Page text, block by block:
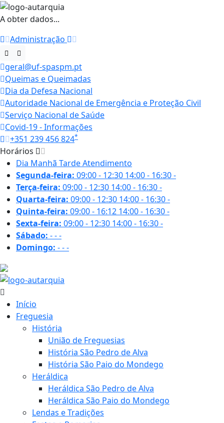
A obter dados...
Administração
geral@uf-spaspm.pt
Queimas e Queimadas
Dia da Defesa Nacional
Autoridade Nacional de Emergência e Proteção Civil
Serviço Nacional de Saúde
Covid-19 - Informações
+351 239 456 824*
Horários
Dia Manhã TardeAtendimento
Segunda-feira: 09:00 - 12:30 14:00 - 16:30-
Terça-feira: 09:00 - 12:30 14:00 - 16:30-
Quarta-feira: 09:00 - 12:30 14:00 - 16:30-
Quinta-feira: 09:00 - 16:12 14:00 - 16:30-
Sexta-feira: 09:00 - 12:30 14:00 - 16:30-
Sábado: ---
Domingo: ---
Início
Freguesia
História
União de Freguesias
História São Pedro de Alva
História São Paio do Mondego
Heráldica
Heráldica São Pedro de Alva
Heráldica São Paio do Mondego
Lendas e Tradições